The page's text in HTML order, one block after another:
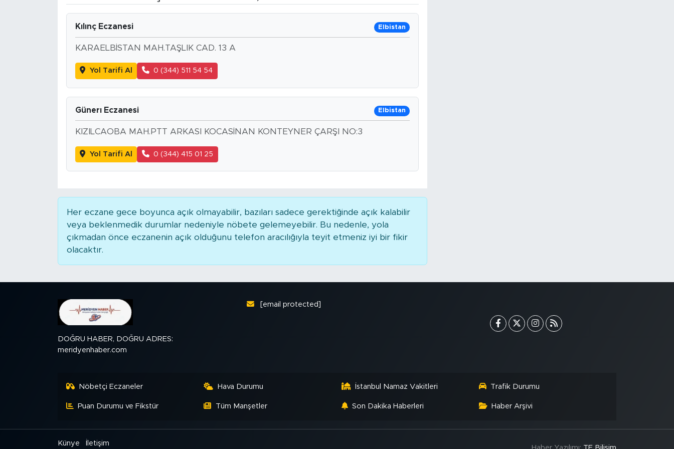
Kılınç Eczanesi Elbistan
KARAELBİSTAN MAH.TAŞLIK CAD. 13 A
Yol Tarifi Al 0 (344) 511 54 54
Günerı Eczanesi Elbistan
KIZILCAOBA MAH.PTT ARKASI KOCASİNAN KONTEYNER ÇARŞI NO:3
Yol Tarifi Al 0 (344) 415 01 25
Her eczane gece boyunca açık olmayabilir, bazıları sadece gerektiğinde açık kalabilir
veya beklenmedik durumlar nedeniyle nöbete gelemeyebilir. Bu nedenle, yola
çıkmadan önce eczanenin açık olduğunu telefon aracılığıyla teyit etmeniz iyi bir fikir
olacaktır.
DOĞRU HABER, DOĞRU ADRES:
meridyenhaber.com
[email protected]
Nöbetçi Eczaneler Hava Durumu İstanbul Namaz Vakitleri Trafik Durumu
Puan Durumu ve Fikstür Tüm Manşetler Son Dakika Haberleri Haber Arşivi
Künye İletişim
BİLİM-TEKNOLOJİ
RÖPÖRTAJ
YAZARLAR
POLİTİKA
EKONOMİ
TARİHTEN GÜNÜMÜZE